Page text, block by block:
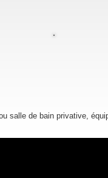
salle de bain privative,